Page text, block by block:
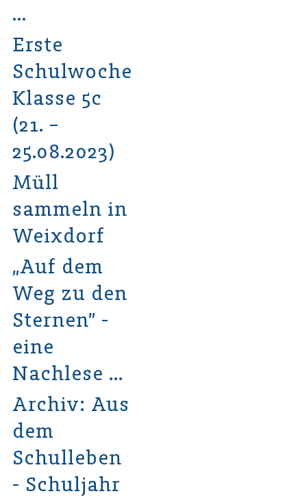
…
Erste
Schulwoche
Klasse 5c
(21. –
25.08.2023)
Müll
sammeln in
Weixdorf
„Auf dem
Weg zu den
Sternen” -
eine
Nachlese …
Archiv: Aus
dem
Schulleben
- Schuljahr